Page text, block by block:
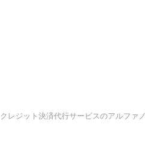
クレジット決済代行サービスのアルファ